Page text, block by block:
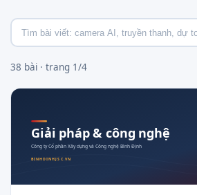
38 bài · trang 1/4